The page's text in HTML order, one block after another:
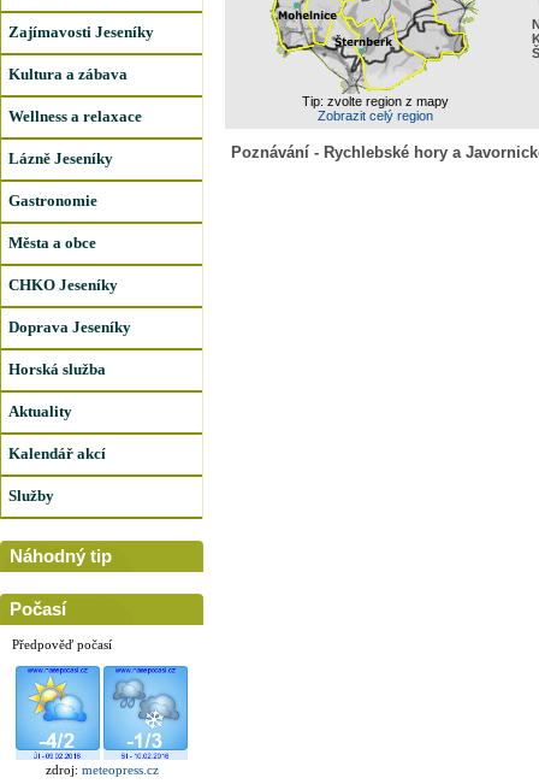
Zajímavosti Jeseníky
Kultura a zábava
Wellness a relaxace
Lázně Jeseníky
Gastronomie
Města a obce
CHKO Jeseníky
Doprava Jeseníky
Horská služba
Aktuality
Kalendář akcí
Služby
Náhodný tip
Počasí
Předpověď počasí
zdroj: meteopress.cz
Tip: zvolte region z mapy
Zobrazit celý region
Poznávání - Rychlebské hory a